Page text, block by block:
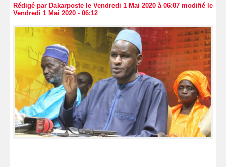
Rédigé par Dakarposte le Vendredi 1 Mai 2020 à 06:07 modifié le
Vendredi 1 Mai 2020 - 06:12